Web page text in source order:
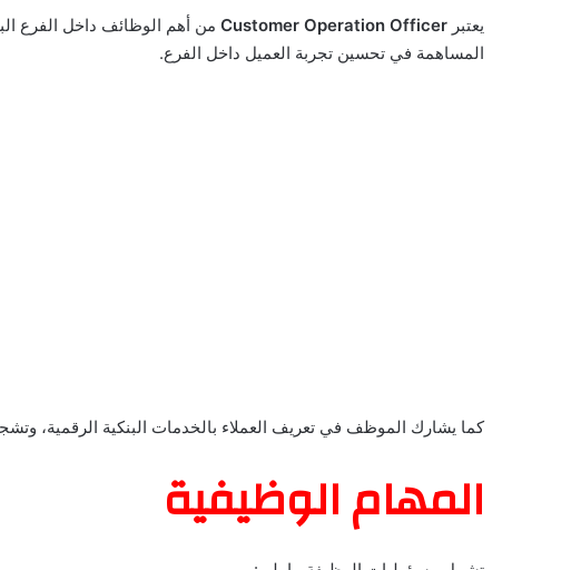
يعتبر Customer Operation Officer من أهم الوظائف داخل الفرع
المساهمة في تحسين تجربة العميل داخل الفرع.
كما يشارك الموظف في تعريف العملاء بالخدمات البنكية الرقمية،
المهام الوظيفية